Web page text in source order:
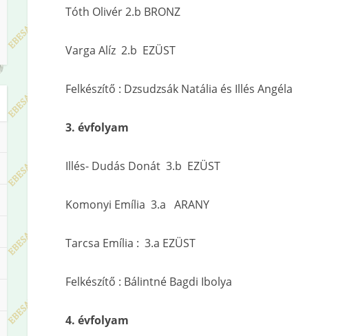
Tóth Olivér 2.b BRONZ
Varga Alíz 2.b EZÜST
Felkészítő : Dzsudzsák Natália és Illés Angéla
3. évfolyam
Illés- Dudás Donát 3.b EZÜST
Komonyi Emília 3.a ARANY
Tarcsa Emília : 3.a EZÜST
Felkészítő : Bálintné Bagdi Ibolya
4. évfolyam